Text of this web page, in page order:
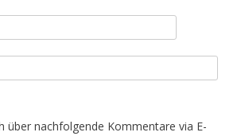
über nachfolgende Kommentare via E-